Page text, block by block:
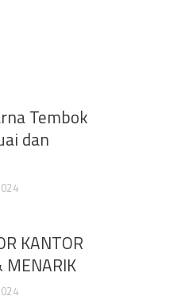
Tembok
dan
KANTOR
MENARIK